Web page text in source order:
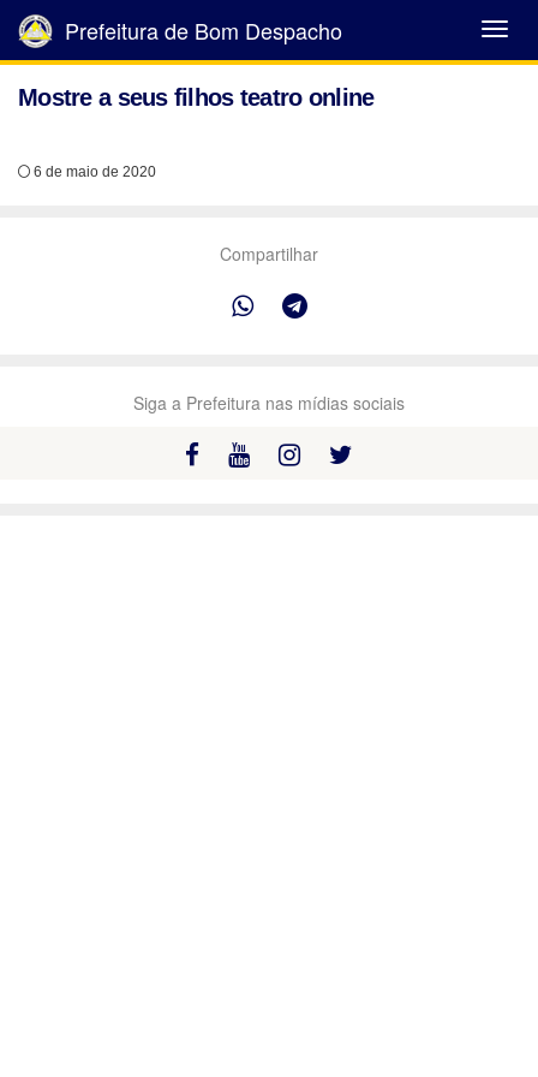
Abrir
Menu
Prefeitura de Bom Despacho
Mostre a seus filhos teatro online
6 de maio de 2020
Compartilhar
Siga a Prefeitura nas mídias sociais